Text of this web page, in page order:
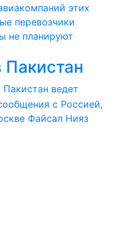
этих
перевозчики
не планируют
Пакистан ведет
с Россией,
Файсал Нияз